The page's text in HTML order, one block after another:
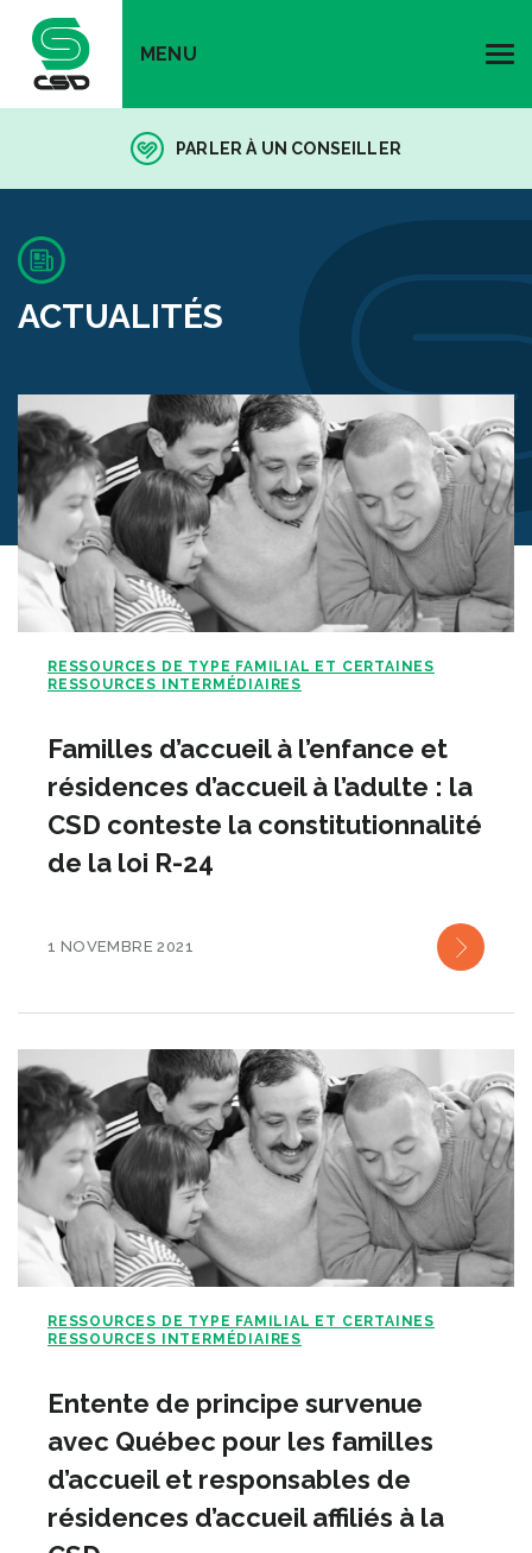
MENU
PARLER À UN CONSEILLER
ACTUALITÉS
RESSOURCES DE TYPE FAMILIAL ET CERTAINES
RESSOURCES INTERMÉDIAIRES
Familles d’accueil à l’enfance et
résidences d’accueil à l’adulte : la
CSD conteste la constitutionnalité
de la loi R-24
1 NOVEMBRE 2021
RESSOURCES DE TYPE FAMILIAL ET CERTAINES
RESSOURCES INTERMÉDIAIRES
Entente de principe survenue
avec Québec pour les familles
d’accueil et responsables de
résidences d’accueil affiliés à la